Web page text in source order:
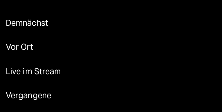
Demnächst
Vor Ort
Live im Stream
Vergangene